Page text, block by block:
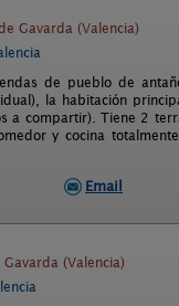
Gavarda (Valencia)
de pueblo de
la habitación
a compartir). Tiene 2
y cocina
Email
Gavarda (Valencia)